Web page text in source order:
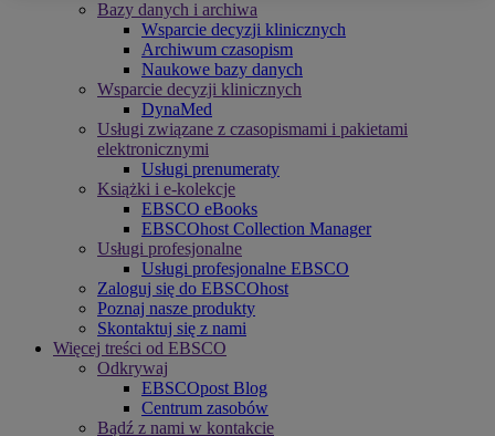
Bazy danych i archiwa
Wsparcie decyzji klinicznych
Archiwum czasopism
Naukowe bazy danych
Wsparcie decyzji klinicznych
DynaMed
Usługi związane z czasopismami i pakietami
elektronicznymi
Usługi prenumeraty
Książki i e-kolekcje
EBSCO eBooks
EBSCOhost Collection Manager
Usługi profesjonalne
Usługi profesjonalne EBSCO
Zaloguj się do EBSCOhost
Poznaj nasze produkty
Skontaktuj się z nami
Więcej treści od EBSCO
Odkrywaj
EBSCOpost Blog
Centrum zasobów
Bądź z nami w kontakcie